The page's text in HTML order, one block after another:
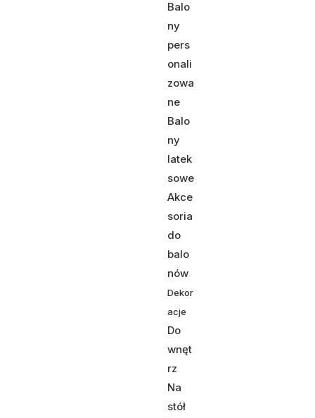
Balo
ny
pers
onali
zowa
ne
Balo
ny
latek
sowe
Akce
soria
do
balo
nów
Dekor
acje
Do
wnęt
rz
Na
stół